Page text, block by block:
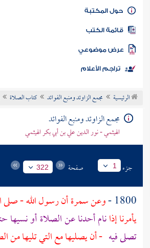
كتاب الأمة
المكتبة
الكتب
موضوعي
تراجم الأعلام
الرئيسية مجمع الزاوئد ومنبع الفوائد كتاب الصلاة
مجمع الزاوئد ومنبع الفوائد
الهيثمي - نور الدين علي بن أبي بكر الهيثمي
جزء 1 صفحة 322
1800 - وعنسمرةأن رسول الله - صلى
يأمرنا إذانام أحدنا عن الصلاة أو
تصلى فيه - أن يصليها مع التي تليها من